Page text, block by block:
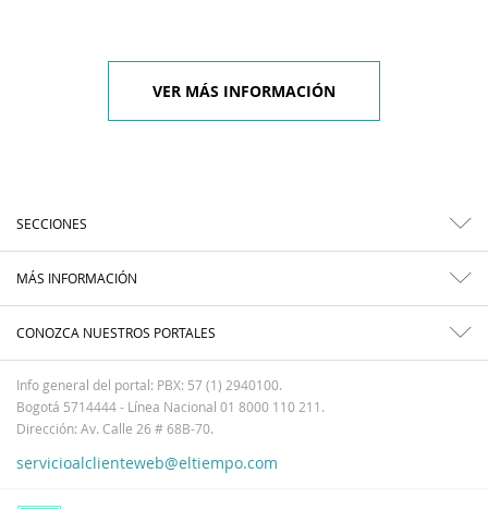
VER MÁS INFORMACIÓN
SECCIONES
MÁS INFORMACIÓN
CONOZCA NUESTROS PORTALES
Info general del portal: PBX: 57 (1) 2940100.
Bogotá 5714444 - Línea Nacional 01 8000 110 211.
Dirección: Av. Calle 26 # 68B-70.
servicioalclienteweb@eltiempo.com